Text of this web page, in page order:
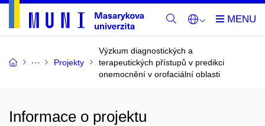
Projekty
Výzkum diagnostických a
terapeutických přístupů v predikci
onemocnění v orofaciální oblasti
Informace o projektu